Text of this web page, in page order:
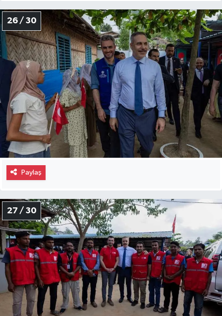
26 / 30
Paylaş
27 / 30